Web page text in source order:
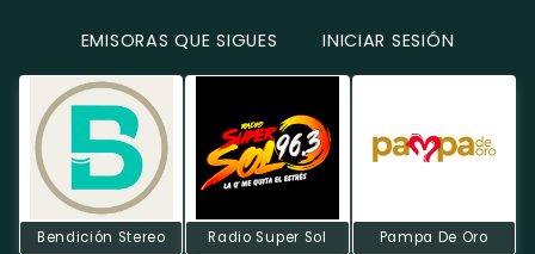
EMISORAS QUE SIGUES INICIAR SESIÓN
Bendición Stereo Radio Super Sol Pampa De Oro